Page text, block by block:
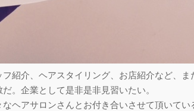
フ紹介、ヘアスタイリング、お店紹介など、
。企業として是非是非見習いたい。
ヘアサロンさんとお付き合いさせて頂いて